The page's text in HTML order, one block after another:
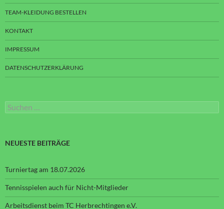
TEAM-KLEIDUNG BESTELLEN
KONTAKT
IMPRESSUM
DATENSCHUTZERKLÄRUNG
Suchen
nach:
NEUESTE BEITRÄGE
Turniertag am 18.07.2026
Tennisspielen auch für Nicht-Mitglieder
Arbeitsdienst beim TC Herbrechtingen e.V.